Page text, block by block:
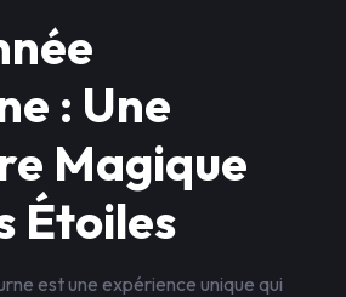
: Une
Magique
Étoiles
est une expérience unique qui